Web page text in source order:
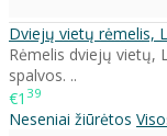
Dviejų vietų rėmelis,
Rėmelis dviejų vietų,
spalvos. ..
€1 39
Neseniai žiūrėtos